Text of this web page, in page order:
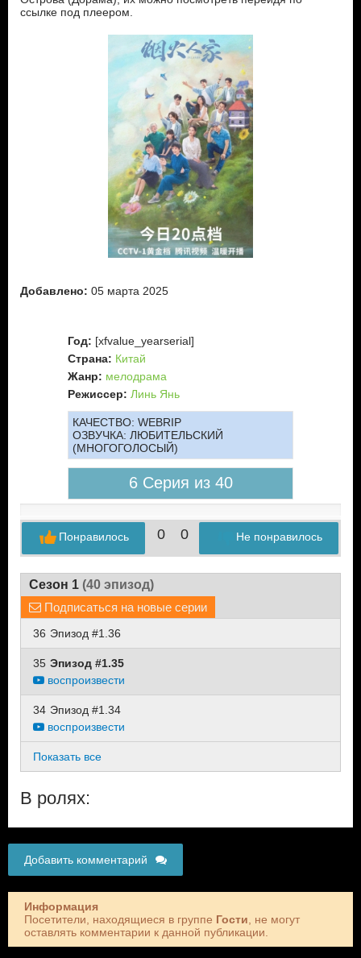
ссылке под плеером.
Добавлено: 05 марта 2025
Год: [xfvalue_yearserial]
Страна: Китай
Жанр: мелодрама
Режиссер: Линь Янь
КАЧЕСТВО: WEBRIP
ОЗВУЧКА: ЛЮБИТЕЛЬСКИЙ
(МНОГОГОЛОСЫЙ)
6 Серия из 40
0 0 Не понравилось
Понравилось
Сезон 1 (40 эпизод)
Подписаться на новые серии
36 Эпизод #1.36
35 Эпизод #1.35
воспроизвести
34 Эпизод #1.34
воспроизвести
Показать все
В ролях:
Добавить комментарий
Информация
Посетители, находящиеся в группе Гости , не могут
оставлять комментарии к данной публикации.